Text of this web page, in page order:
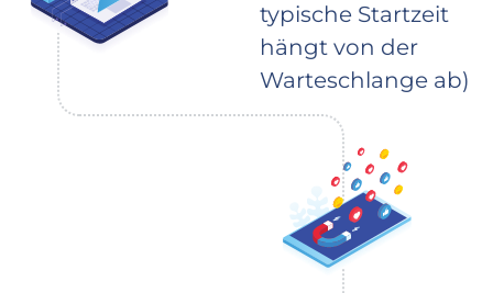
typische Startzeit
hängt von der
Warteschlange ab)